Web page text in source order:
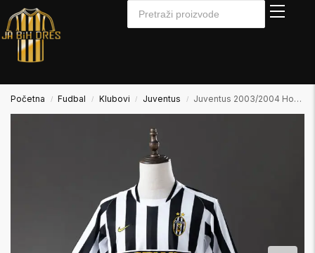
Početna / Fudbal / Klubovi / Juventus / Juventus 2003/2004 Home Domaći